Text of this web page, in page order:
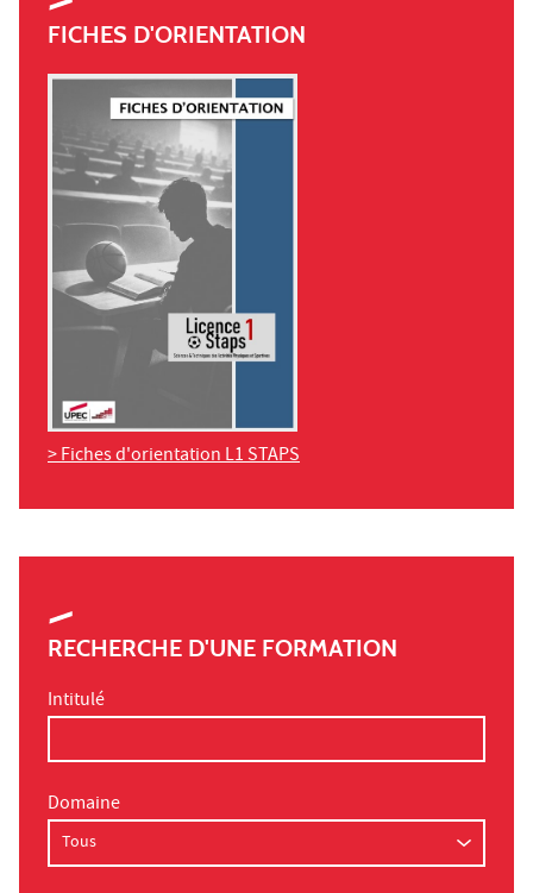
FICHES D'ORIENTATION
> Fiches d'orientation L1 STAPS
RECHERCHE D'UNE FORMATION
Intitulé
Domaine